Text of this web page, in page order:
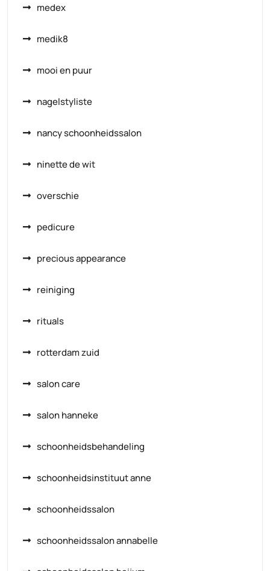
medex
medik8
mooi en puur
nagelstyliste
nancy schoonheidssalon
ninette de wit
overschie
pedicure
precious appearance
reiniging
rituals
rotterdam zuid
salon care
salon hanneke
schoonheidsbehandeling
schoonheidsinstituut anne
schoonheidssalon
schoonheidssalon annabelle